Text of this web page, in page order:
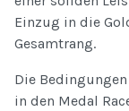
Einzug in die
Gesamtrang.
Die
in den Medal